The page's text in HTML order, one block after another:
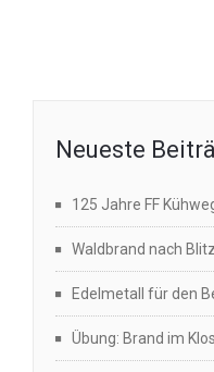
Neueste
125 Jahre FF
Waldbrand nach
Edelmetall für den
Übung: Brand im